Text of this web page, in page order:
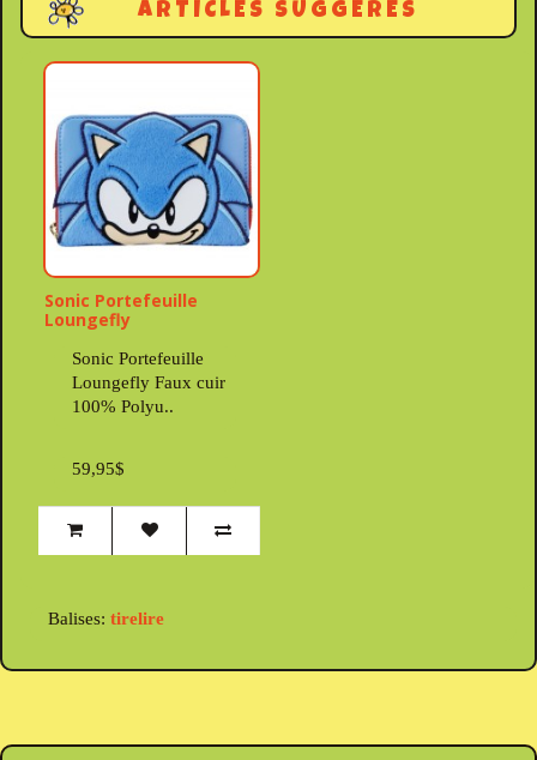
ARTICLES SUGGÉRÉS
Sonic Portefeuille
Loungefly
Sonic Portefeuille
Loungefly Faux cuir
100% Polyu..
59,95$
Balises: tirelire